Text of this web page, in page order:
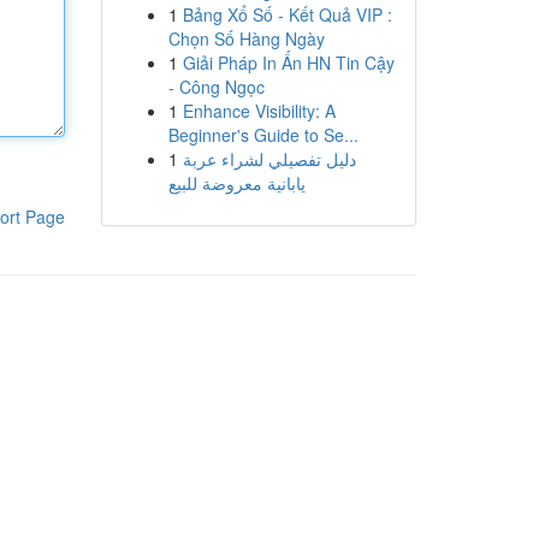
Page
1 Bảng Xổ Số - Kết Quả VIP :
Chọn Số Hàng Ngày
1 Giải Pháp In Ấn HN Tin Cậy
- Công Ngọc
1 Enhance Visibility: A
Beginner's Guide to Se...
1 دليل تفصيلي لشراء عربة
يابانية معروضة للبيع